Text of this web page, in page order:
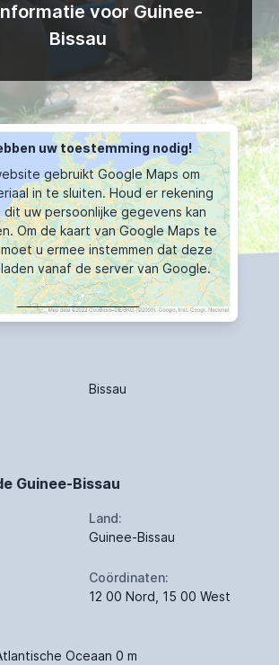
voor Guinee-
Bissau
uw toestemming nodig!
gebruikt Google Maps om
in te sluiten. Houd er rekening
dit uw persoonlijke gegevens kan
Om de kaart van Google Maps te
u ermee instemmen dat deze
vanaf de server van Google.
KAART TOONT
Bissau
Guinee-Bissau
Land:
Guinee-Bissau
Coördinaten:
12 00 Nord, 15 00 West
Oceaan 0 m